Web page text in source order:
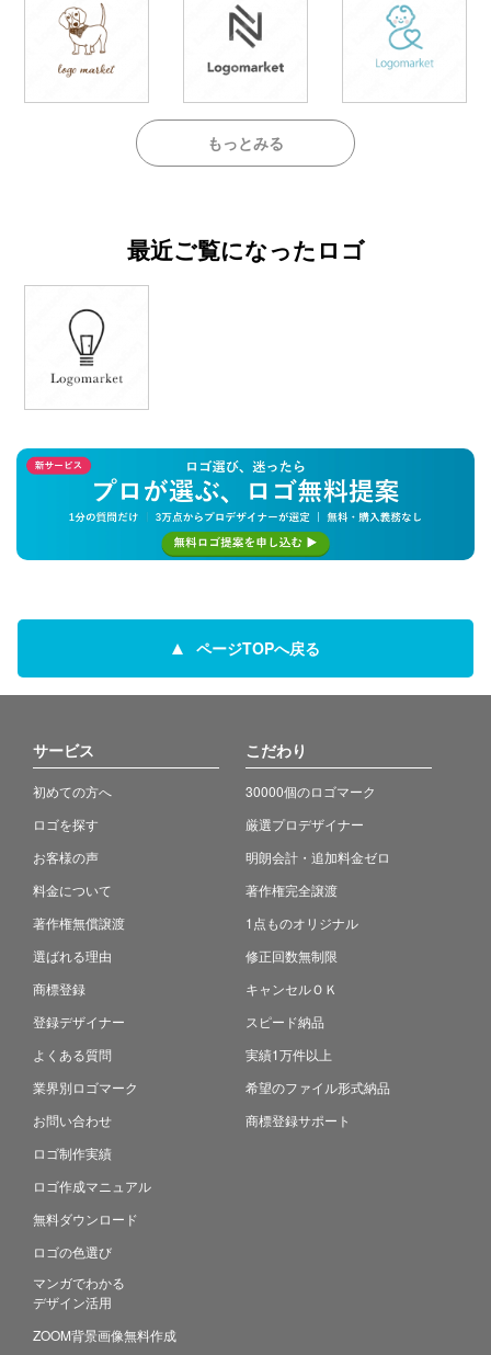
もっとみる
最近ご覧になったロゴ
ページTOPへ戻る
サービス
初めての方へ
ロゴを探す
お客様の声
料金について
著作権無償譲渡
選ばれる理由
商標登録
登録デザイナー
よくある質問
業界別ロゴマーク
お問い合わせ
ロゴ制作実績
ロゴ作成マニュアル
無料ダウンロード
ロゴの色選び
マンガでわかる
デザイン活用
ZOOM背景画像無料作成
こだわり
30000個のロゴマーク
厳選プロデザイナー
明朗会計・追加料金ゼロ
著作権完全譲渡
1点ものオリジナル
修正回数無制限
キャンセルＯＫ
スピード納品
実績1万件以上
希望のファイル形式納品
商標登録サポート